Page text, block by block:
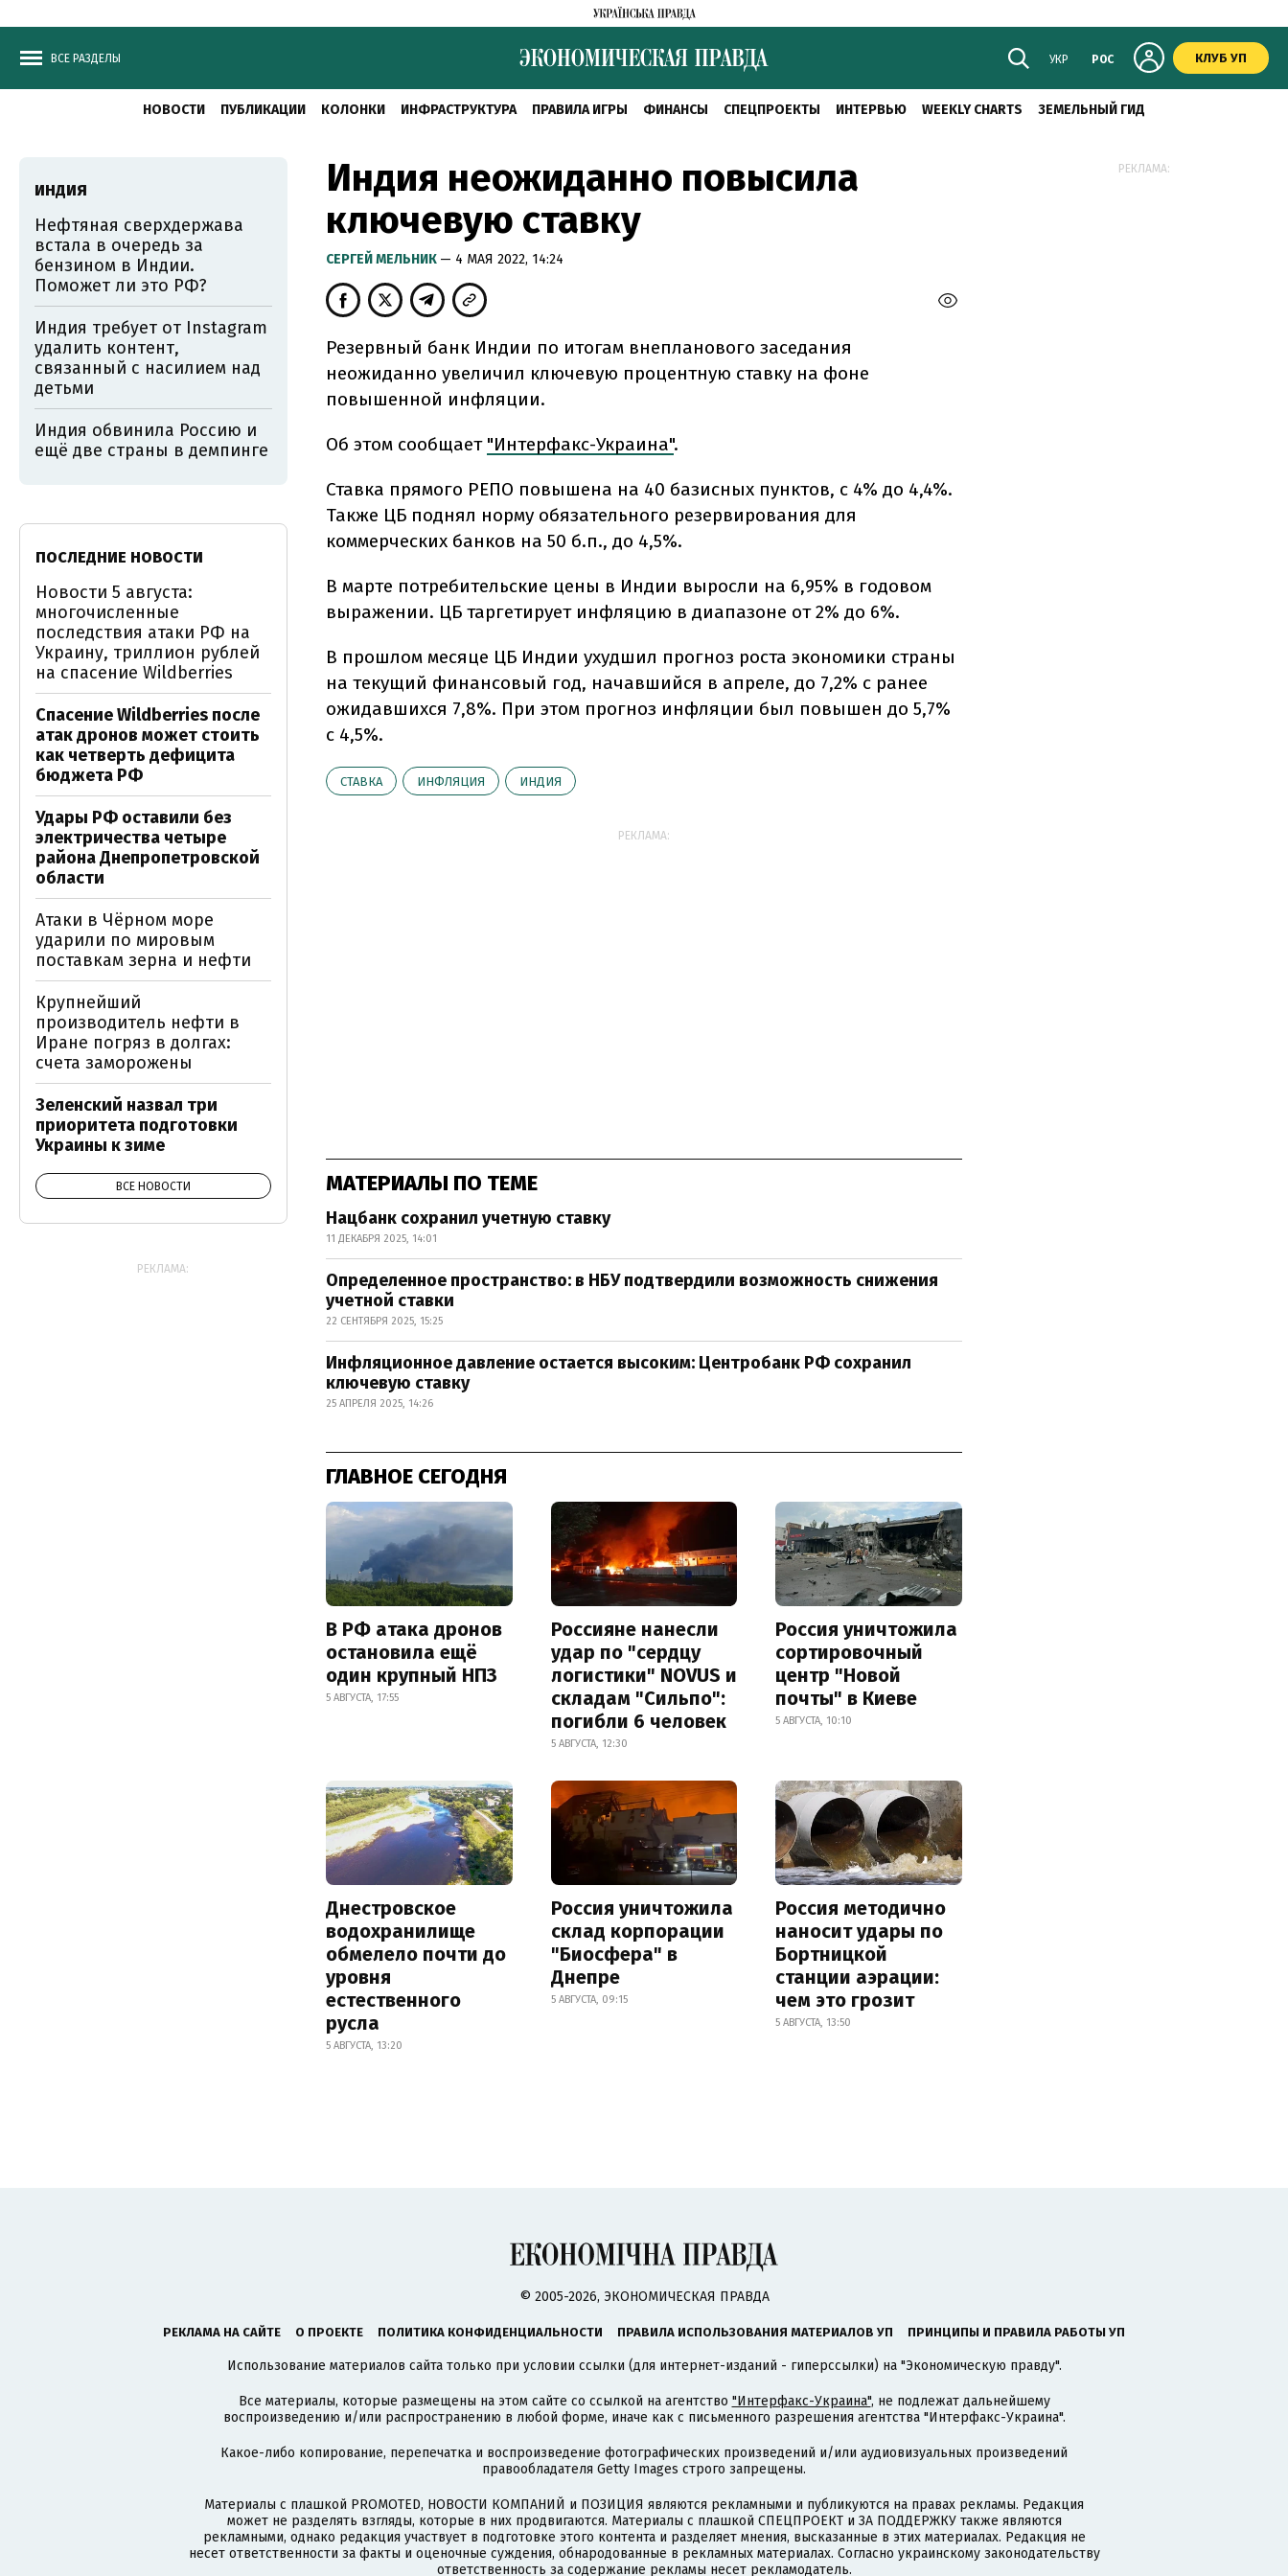
ВСЕ РАЗДЕЛЫ УКР РОС КЛУБ УП
НОВОСТИ ПУБЛИКАЦИИ КОЛОНКИ ИНФРАСТРУКТУРА ПРАВИЛА ИГРЫ ФИНАНСЫ СПЕЦПРОЕКТЫ ИНТЕРВЬЮ WEEKLY CHARTS ЗЕМЕЛЬНЫЙ ГИД
Индия неожиданно повысила
ключевую ставку
CЕРГЕЙ МЕЛЬНИК — 4 МАЯ 2022, 14:24
Резервный банк Индии по итогам внепланового заседания
неожиданно увеличил ключевую процентную ставку на фоне
повышенной инфляции.
Об этом сообщает "Интерфакс-Украина".
Ставка прямого РЕПО повышена на 40 базисных пунктов, с 4% до 4,4%.
Также ЦБ поднял норму обязательного резервирования для
коммерческих банков на 50 б.п., до 4,5%.
В марте потребительские цены в Индии выросли на 6,95% в годовом
выражении. ЦБ таргетирует инфляцию в диапазоне от 2% до 6%.
В прошлом месяце ЦБ Индии ухудшил прогноз роста экономики страны
на текущий финансовый год, начавшийся в апреле, до 7,2% с ранее
ожидавшихся 7,8%. При этом прогноз инфляции был повышен до 5,7%
с 4,5%.
СТАВКА ИНФЛЯЦИЯ ИНДИЯ
РЕКЛАМА:
МАТЕРИАЛЫ ПО ТЕМЕ
Нацбанк сохранил учетную ставку
11 ДЕКАБРЯ 2025, 14:01
Определенное пространство: в НБУ подтвердили возможность снижения
учетной ставки
22 СЕНТЯБРЯ 2025, 15:25
Инфляционное давление остается высоким: Центробанк РФ сохранил
ключевую ставку
25 АПРЕЛЯ 2025, 14:26
ГЛАВНОЕ СЕГОДНЯ
В РФ атака дронов
остановила ещё
один крупный НПЗ
5 АВГУСТА, 17:55
Россияне нанесли
удар по "сердцу
логистики" NOVUS и
складам "Сильпо":
погибли 6 человек
5 АВГУСТА, 12:30
Россия уничтожила
сортировочный
центр "Новой
почты" в Киеве
5 АВГУСТА, 10:10
Днестровское
водохранилище
обмелело почти до
уровня
естественного
русла
5 АВГУСТА, 13:20
Россия уничтожила
склад корпорации
"Биосфера" в
Днепре
5 АВГУСТА, 09:15
Россия методично
наносит удары по
Бортницкой
станции аэрации:
чем это грозит
5 АВГУСТА, 13:50
ИНДИЯ
Нефтяная сверхдержава
встала в очередь за
бензином в Индии.
Поможет ли это РФ?
Индия требует от Instagram
удалить контент,
связанный с насилием над
детьми
Индия обвинила Россию и
ещё две страны в демпинге
ПОСЛЕДНИЕ НОВОСТИ
Новости 5 августа:
многочисленные
последствия атаки РФ на
Украину, триллион рублей
на спасение Wildberries
Спасение Wildberries после
атак дронов может стоить
как четверть дефицита
бюджета РФ
Удары РФ оставили без
электричества четыре
района Днепропетровской
области
Атаки в Чёрном море
ударили по мировым
поставкам зерна и нефти
Крупнейший
производитель нефти в
Иране погряз в долгах:
счета заморожены
Зеленский назвал три
приоритета подготовки
Украины к зиме
ВСЕ НОВОСТИ
РЕКЛАМА:
РЕКЛАМА:
© 2005-2026, ЭКОНОМИЧЕСКАЯ ПРАВДА
РЕКЛАМА НА САЙТЕ О ПРОЕКТЕ ПОЛИТИКА КОНФИДЕНЦИАЛЬНОСТИ ПРАВИЛА ИСПОЛЬЗОВАНИЯ МАТЕРИАЛОВ УП ПРИНЦИПЫ И ПРАВИЛА РАБОТЫ УП
Использование материалов сайта только при условии ссылки (для интернет-изданий - гиперссылки) на "Экономическую правду".
Все материалы, которые размещены на этом сайте со ссылкой на агентство "Интерфакс-Украина", не подлежат дальнейшему
воспроизведению и/или распространению в любой форме, иначе как с письменного разрешения агентства "Интерфакс-Украина".
Какое-либо копирование, перепечатка и воспроизведение фотографических произведений и/или аудиовизуальных произведений
правообладателя Getty Images строго запрещены.
Материалы с плашкой PROMOTED, НОВОСТИ КОМПАНИЙ и ПОЗИЦИЯ являются рекламными и публикуются на правах рекламы. Редакция
может не разделять взгляды, которые в них продвигаются. Материалы с плашкой СПЕЦПРОЕКТ и ЗА ПОДДЕРЖКУ также являются
рекламными, однако редакция участвует в подготовке этого контента и разделяет мнения, высказанные в этих материалах. Редакция не
несет ответственности за факты и оценочные суждения, обнародованные в рекламных материалах. Согласно украинскому законодательству
ответственность за содержание рекламы несет рекламодатель.